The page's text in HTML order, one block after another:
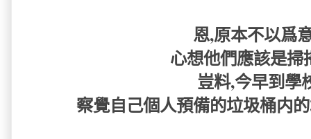
恩,原本不以爲
心想他們應該是掃
豈料,今早到學
察覺自己個人預備的垃圾桶内